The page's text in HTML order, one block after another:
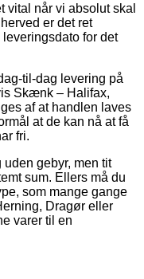
vital når vi absolut skal
er det ret
for det
til-dag levering på
Skænk – Halifax,
af at handlen laves
at de kan nå at få
fri.
gebyr, men tit
sum. Ellers må du
som mange gange
Dragør eller
varer til en